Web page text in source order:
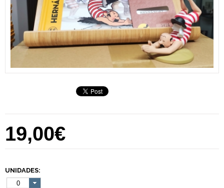
19,00€
UNIDADES:
0